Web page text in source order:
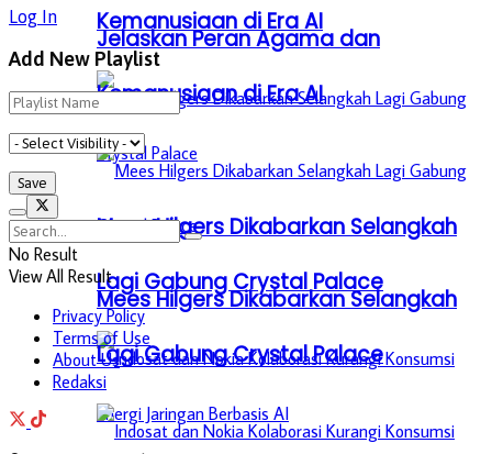
Kemanusiaan di Era AI
Mees Hilgers Dikabarkan Selangkah
Lagi Gabung Crystal Palace
Jelaskan Peran Agama dan
Kemanusiaan di Era AI
Mees Hilgers Dikabarkan Selangkah
Lagi Gabung Crystal Palace
Log In
Add New Playlist
No Result
View All Result
Privacy Policy
Terms of Use
About Us
Redaksi